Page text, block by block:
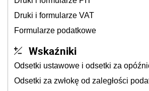
Druki i formularze VAT
Formularze podatkowe
Wskaźniki
Odsetki ustawowe i odsetki za
Odsetki za zwłokę od zaległości